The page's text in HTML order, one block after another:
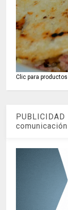
Clic para
PUBLICIDAD